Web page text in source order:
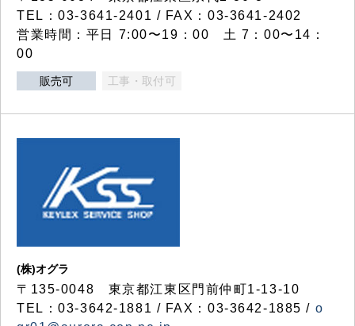
TEL：03-3641-2401 / FAX：03-3641-2402
営業時間：平日 7:00〜19：00 土 7：00〜14：
00
販売可 工事・取付可
(株)オグラ
〒135-0048 東京都江東区門前仲町1-13-10
TEL：03-3642-1881 / FAX：03-3642-1885 / o